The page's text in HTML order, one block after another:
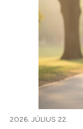
2026. JÚLIUS 22.